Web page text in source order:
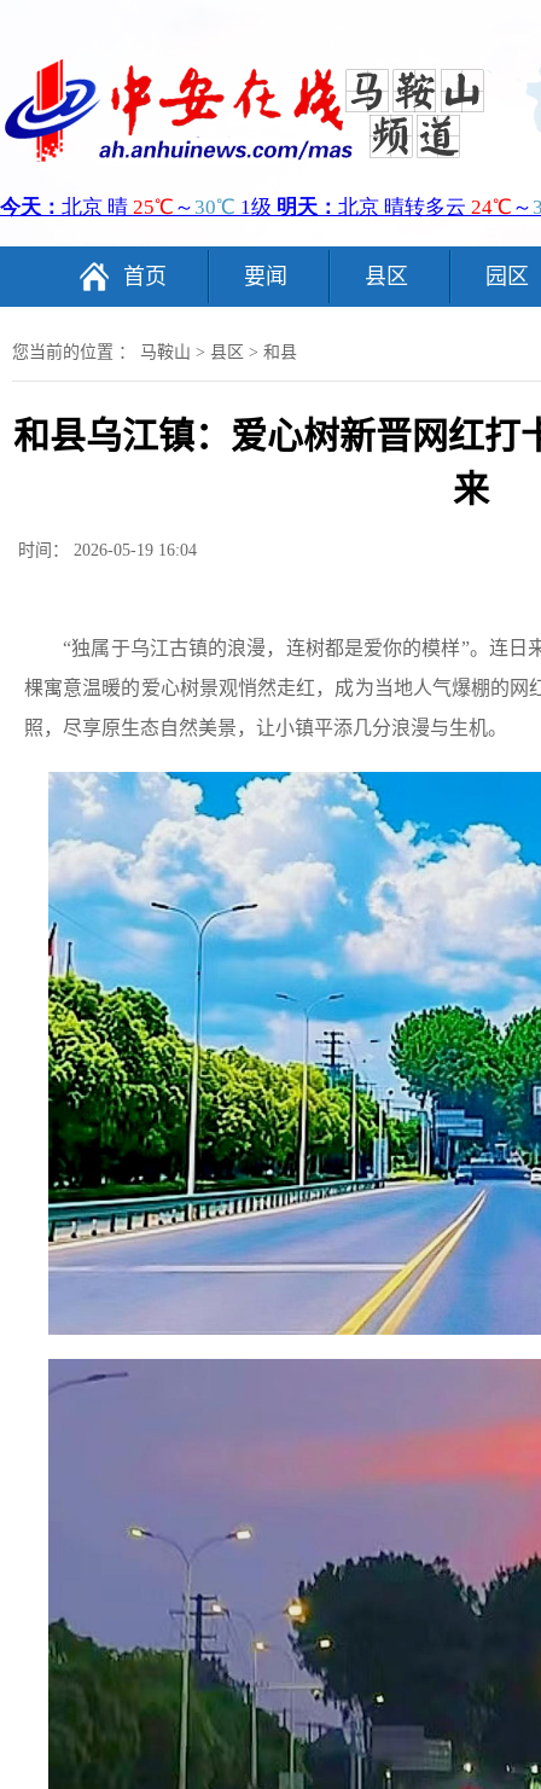
首页 要闻 县区 园区
您当前的位置 ： 马鞍山 > 县区 > 和县
和县乌江镇：爱心树新晋网红打
来
时间： 2026-05-19 16:04
“独属于乌江古镇的浪漫，连树都是爱你的模样”。连日
棵寓意温暖的爱心树景观悄然走红，成为当地人气爆棚的
照，尽享原生态自然美景，让小镇平添几分浪漫与生机。